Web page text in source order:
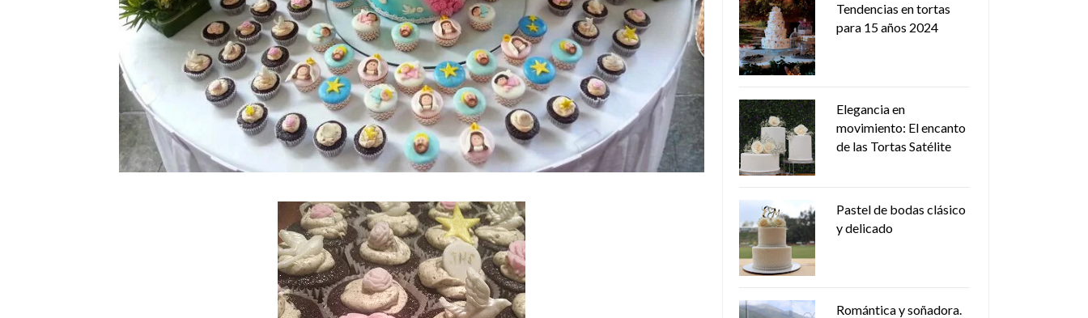
Tendencias en tortas
para 15 años 2024
Elegancia en
movimiento: El encanto
de las Tortas Satélite
Pastel de bodas clásico
y delicado
Romántica y soñadora.